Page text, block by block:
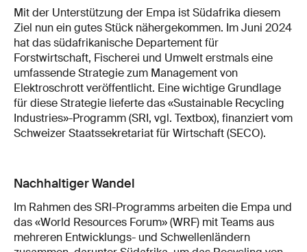
Mit der Unterstützung der Empa ist Südafrika diesem
Ziel nun ein gutes Stück nähergekommen. Im Juni 2024
hat das südafrikanische Departement für
Forstwirtschaft, Fischerei und Umwelt erstmals eine
umfassende Strategie zum Management von
Elektroschrott veröffentlicht. Eine wichtige Grundlage
für diese Strategie lieferte das «Sustainable Recycling
Industries»-Programm (SRI, vgl. Textbox), finanziert vom
Schweizer Staatssekretariat für Wirtschaft (SECO).
Nachhaltiger Wandel
Im Rahmen des SRI-Programms arbeiten die Empa und
das «World Resources Forum» (WRF) mit Teams aus
mehreren Entwicklungs- und Schwellenländern